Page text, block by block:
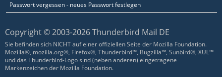
Passwort vergessen - neues Passwort festlegen
Copyright © 2003-2026 Thunderbird Mail DE
Sie befinden sich NICHT auf einer offiziellen Seite der Mozilla Foundation.
Mozilla®, mozilla.org®, Firefox®, Thunderbird™, Bugzilla™, Sunbird®, XUL™
und das Thunderbird-Logo sind (neben anderen) eingetragene
Markenzeichen der Mozilla Foundation.